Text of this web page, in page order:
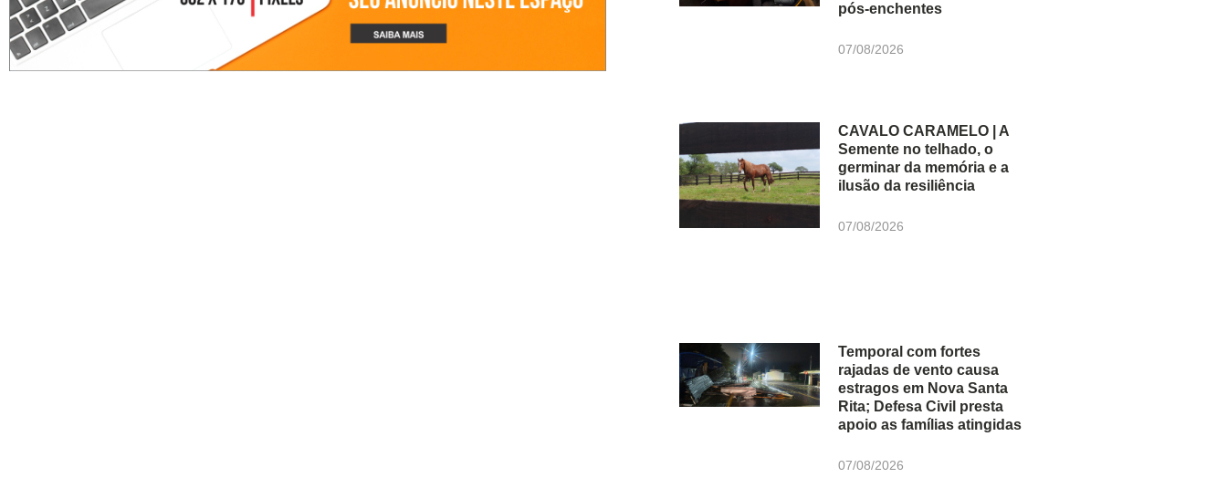
pós-enchentes
07/08/2026
CAVALO CARAMELO | A
Semente no telhado, o
germinar da memória e a
ilusão da resiliência
07/08/2026
Temporal com fortes
rajadas de vento causa
estragos em Nova Santa
Rita; Defesa Civil presta
apoio as famílias atingidas
07/08/2026